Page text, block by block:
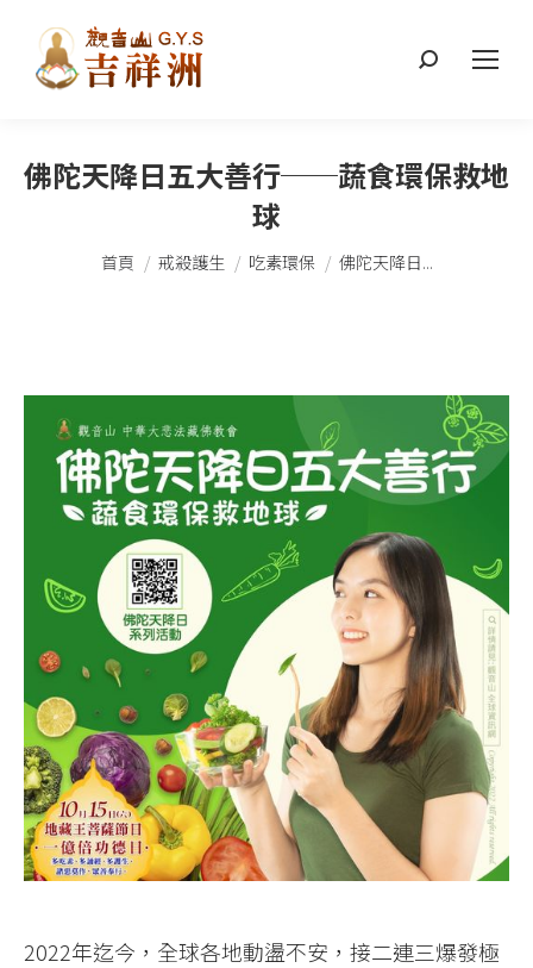
搜
佛陀天降日五大善行──蔬食環保救地
球
您在這裡：
首頁 戒殺護生 吃素環保 佛陀天降日...
2022年迄今，全球各地動盪不安，接二連三爆發極